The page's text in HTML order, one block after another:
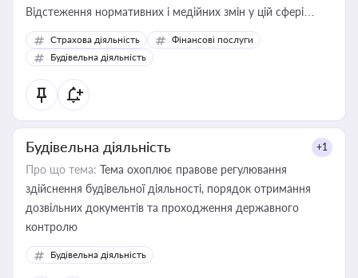
Відстеження нормативних і медійних змін у цій сфері
корисне для власника бізнесу, керівника, юриста або
бухгалтера під час оподаткування, приватизації, оренди
державного майна, корпоративних угод і перевірки
статусу суб'єктів оціночної діяльності
Страхова діяльність
Фінансові послуги
Будівельна діяльність
Будівельна діяльність +1
Про що тема: Тема охоплює правове регулювання
здійснення будівельної діяльності, порядок отримання
дозвільних документів та проходження державного
контролю
Будівельна діяльність